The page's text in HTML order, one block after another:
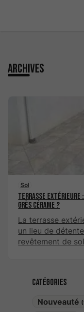
Catégories
Nouveauté
Archives
Sol
Terrasse extérieure
grès cérame ?
La terrasse
un lieu de
revêtement de
avantages. Cet
matériau pour